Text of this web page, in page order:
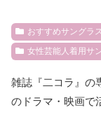
おすすめサングラス
女性芸能人着用サ
雑誌『二コラ』の
のドラマ・映画で